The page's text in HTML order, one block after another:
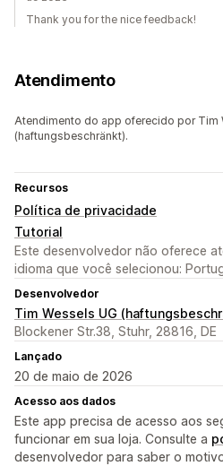
Thank you for the nice feedback!
Atendimento
Atendimento do app oferecido por Tim
(haftungsbeschränkt).
Recursos
Política de privacidade
Tutorial
Este desenvolvedor não oferece
idioma que você selecionou:
Desenvolvedor
Tim Wessels UG
Blockener Str.38, Stuhr, 28816, DE
Lançado
20 de maio de 2026
Acesso aos dados
Este app precisa de acesso aos
funcionar em sua loja. Consulte a
desenvolvedor para saber o